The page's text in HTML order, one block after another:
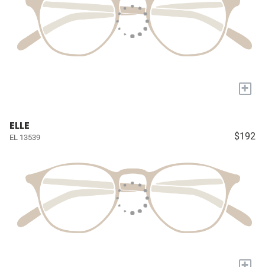
+
ELLE
EL 13539 $192